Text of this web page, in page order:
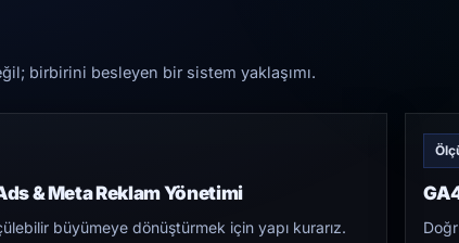
birbirini besleyen bir sistem yaklaşımı.
& Meta Reklam Yönetimi
büyümeye dönüştürmek için yapı kurarız.